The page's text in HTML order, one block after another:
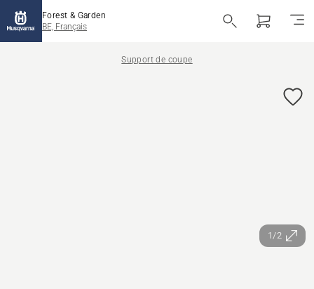
Forest & Garden
BE, Français
Support de coupe
1/2